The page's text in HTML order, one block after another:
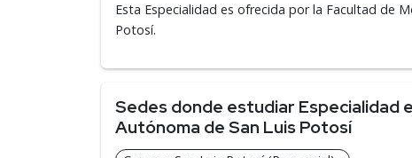
Esta Especialidad es ofrecida por la Facultad de
Potosí.
Sedes donde estudiar Especialidad
Autónoma de San Luis Potosí